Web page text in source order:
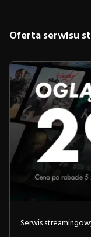
Oferta serwisu
Serwis